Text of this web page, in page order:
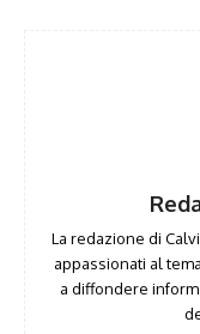
La redazione di
appassionati al
a diffondere